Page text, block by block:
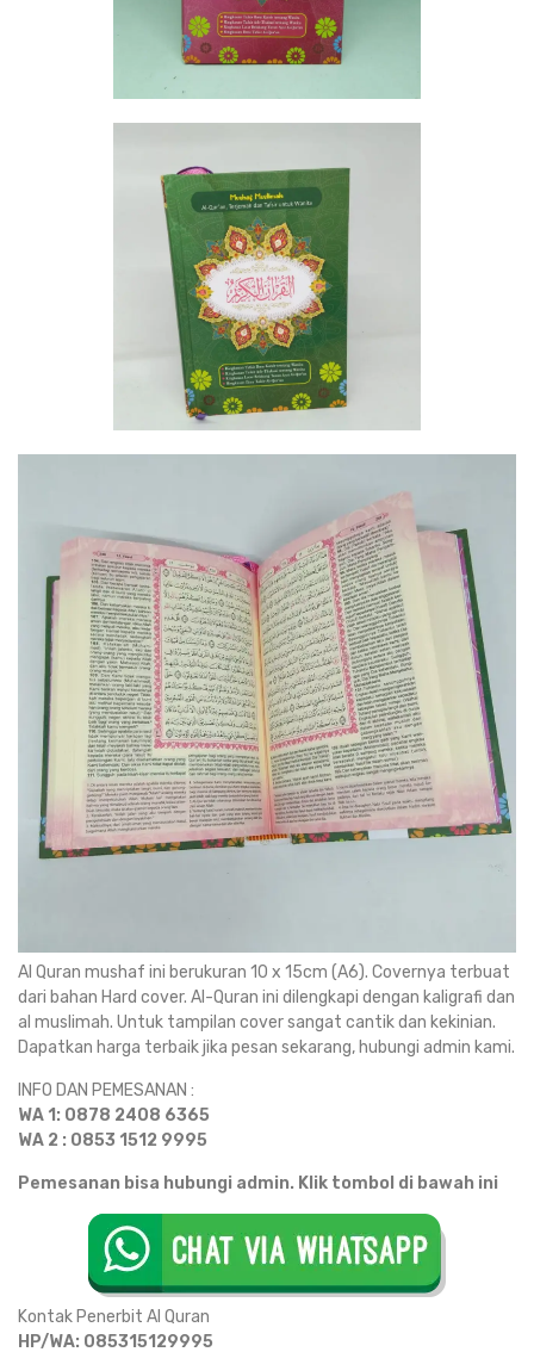
Al Quran mushaf ini berukuran 10 x 15cm (A6). Covernya terbuat
dari bahan Hard cover. Al-Quran ini dilengkapi dengan kaligrafi dan
al muslimah. Untuk tampilan cover sangat cantik dan kekinian.
Dapatkan harga terbaik jika pesan sekarang, hubungi admin kami.
INFO DAN PEMESANAN :
WA 1: 0878 2408 6365
WA 2 : 0853 1512 9995
Pemesanan bisa hubungi admin. Klik tombol di bawah ini
Kontak Penerbit Al Quran
HP/WA: 085315129995